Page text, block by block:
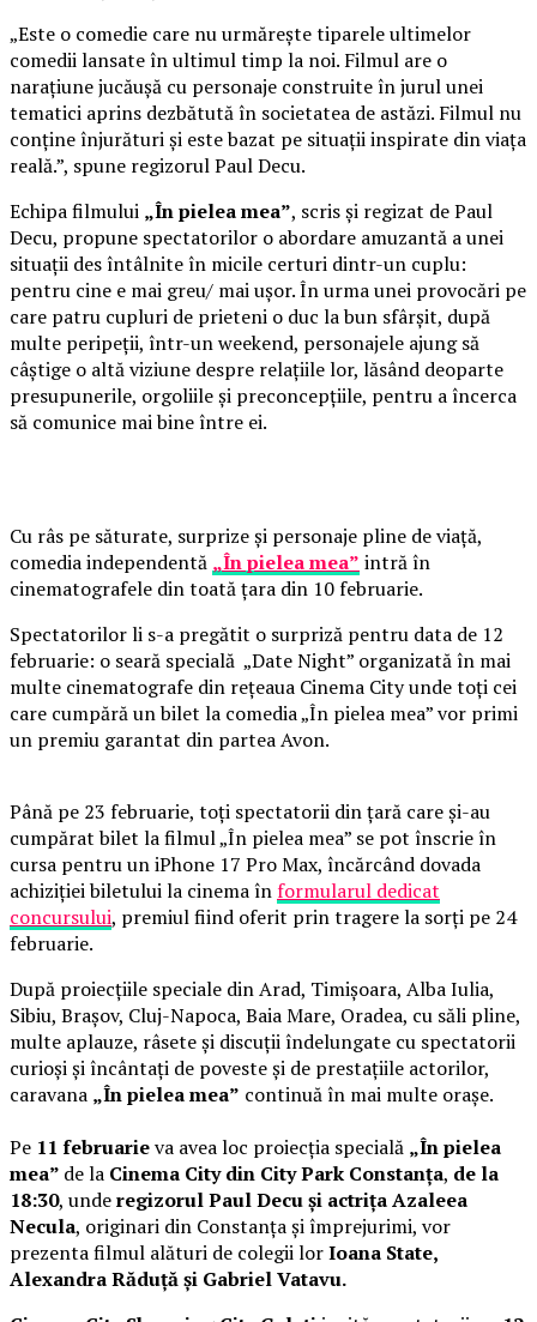
„Este o comedie care nu urmărește tiparele ultimelor
comedii lansate în ultimul timp la noi. Filmul are o
narațiune jucăușă cu personaje construite în jurul unei
tematici aprins dezbătută în societatea de astăzi. Filmul nu
conține înjurături și este bazat pe situații inspirate din viața
reală.”, spune regizorul Paul Decu.
Echipa filmului „În pielea mea”, scris și regizat de Paul
Decu, propune spectatorilor o abordare amuzantă a unei
situații des întâlnite în micile certuri dintr-un cuplu:
pentru cine e mai greu/ mai ușor. În urma unei provocări pe
care patru cupluri de prieteni o duc la bun sfârșit, după
multe peripeții, într-un weekend, personajele ajung să
câștige o altă viziune despre relațiile lor, lăsând deoparte
presupunerile, orgoliile și preconcepțiile, pentru a încerca
să comunice mai bine între ei.
Cu râs pe săturate, surprize și personaje pline de viață,
comedia independentă „În pielea mea” intră în
cinematografele din toată țara din 10 februarie.
Spectatorilor li s-a pregătit o surpriză pentru data de 12
februarie: o seară specială „Date Night” organizată în mai
multe cinematografe din rețeaua Cinema City unde toți cei
care cumpără un bilet la comedia „În pielea mea” vor primi
un premiu garantat din partea Avon.
Până pe 23 februarie, toți spectatorii din țară care și-au
cumpărat bilet la filmul „În pielea mea” se pot înscrie în
cursa pentru un iPhone 17 Pro Max, încărcând dovada
achiziției biletului la cinema înformularul dedicat
concursului, premiul fiind oferit prin tragere la sorți pe 24
februarie.
După proiecțiile speciale din Arad, Timișoara, Alba Iulia,
Sibiu, Brașov, Cluj-Napoca, Baia Mare, Oradea, cu săli pline,
multe aplauze, râsete și discuții îndelungate cu spectatorii
curioși și încântați de poveste și de prestațiile actorilor,
caravana „În pielea mea” continuă în mai multe orașe.
Pe 11 februarieva avea loc proiecția specială „În pielea
mea” de la Cinema City din City Park Constanța, de la
18:30, underegizorul Paul Decu și actrița Azaleea
Necula, originari din Constanța și împrejurimi, vor
prezenta filmul alături de colegii lorIoana State,
Alexandra Răduță și Gabriel Vatavu.